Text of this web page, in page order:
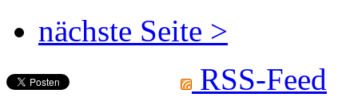
nächste Seite >
RSS-Feed